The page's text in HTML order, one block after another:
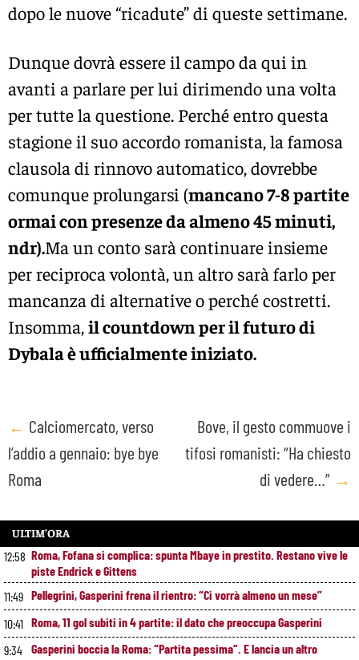
dopo le nuove “ricadute” di queste settimane.
Dunque dovrà essere il campo da qui in
avanti a parlare per lui dirimendo una volta
per tutte la questione. Perché entro questa
stagione il suo accordo romanista, la famosa
clausola di rinnovo automatico, dovrebbe
comunque prolungarsi (mancano 7-8 partite
ormai con presenze da almeno 45 minuti,
ndr).Ma un conto sarà continuare insieme
per reciproca volontà, un altro sarà farlo per
mancanza di alternative o perché costretti.
Insomma,il countdown per il futuro di
Dybala è ufficialmente iniziato.
Post
navigation
← Calciomercato, verso
l’addio a gennaio: bye bye
Roma
Bove, il gesto commuove i
tifosi romanisti: “Ha chiesto
di vedere…” →
ULTIM’ORA
12:58 Roma, Fofana si complica: spunta Mbaye in prestito. Restano vive le
piste Endrick e Gittens
11:49 Pellegrini, Gasperini frena il rientro: “Ci vorrà almeno un mese”
10:41 Roma, 11 gol subiti in 4 partite: il dato che preoccupa Gasperini
9:34 Gasperini boccia la Roma: “Partita pessima”. E lancia un altro